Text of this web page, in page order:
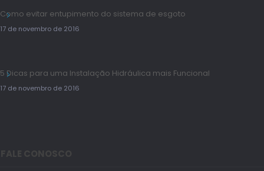
Como evitar entupimento do sistema de esgoto
17 de novembro de 2016
5 Dicas para uma Instalação Hidráulica mais Funcional
17 de novembro de 2016